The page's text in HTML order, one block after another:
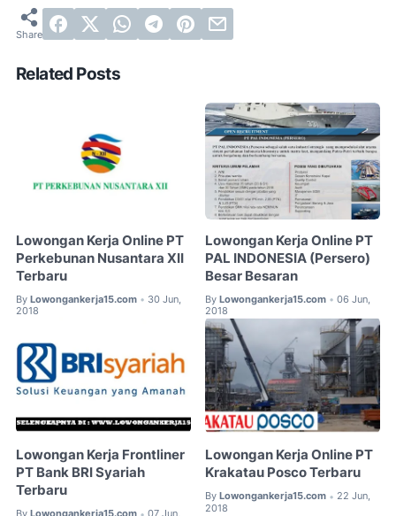
Related Posts
Lowongan Kerja Online PT
Perkebunan Nusantara XII
Terbaru
By Lowongankerja15.com • 30 Jun,
2018
Lowongan Kerja Online PT
PAL INDONESIA (Persero)
Besar Besaran
By Lowongankerja15.com • 06 Jun,
2018
Lowongan Kerja Frontliner
PT Bank BRI Syariah
Terbaru
By Lowongankerja15.com 07 Jun,
Lowongan Kerja Online PT
Krakatau Posco Terbaru
By Lowongankerja15.com • 22 Jun,
2018